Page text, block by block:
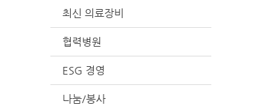
최신 의료장비
협력병원
ESG 경영
나눔/봉사